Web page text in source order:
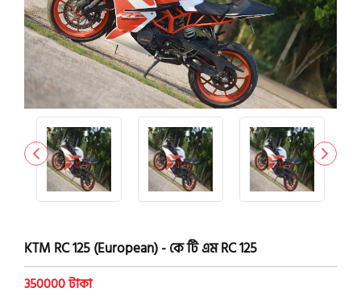
KTM RC 125 (European) - কে টি এম RC 125
350000 টাকা